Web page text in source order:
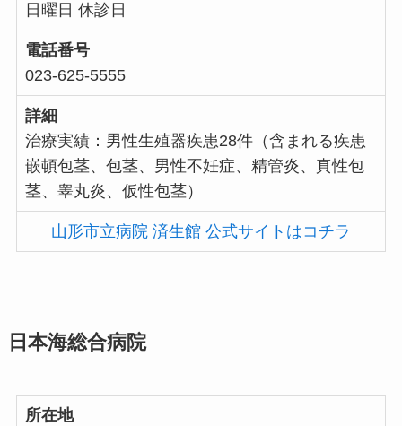
日曜日 休診日
電話番号
023-625-5555
詳細
治療実績：男性生殖器疾患28件（含まれる疾患
嵌頓包茎、包茎、男性不妊症、精管炎、真性包
茎、睾丸炎、仮性包茎）
山形市立病院 済生館 公式サイトはコチラ
日本海総合病院
所在地